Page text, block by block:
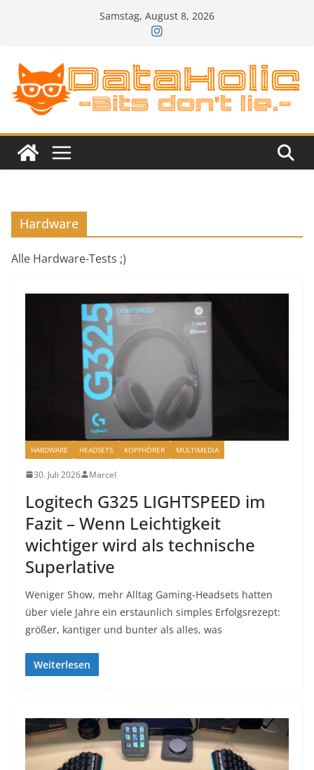
Samstag, August 8, 2026
Hardware
Alle Hardware-Tests ;)
HARDWARE HEADSETS KOPFHÖRER MULTIMEDIA
30. Juli 2026 Marcel
Logitech G325 LIGHTSPEED im
Fazit – Wenn Leichtigkeit
wichtiger wird als technische
Superlative
Weniger Show, mehr Alltag Gaming-Headsets hatten
über viele Jahre ein erstaunlich simples Erfolgsrezept:
größer, kantiger und bunter als alles, was
Weiterlesen